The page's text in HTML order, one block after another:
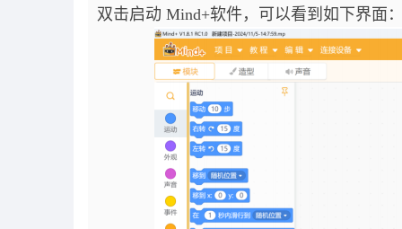
双击启动 Mind+软件，可以看到如下界面